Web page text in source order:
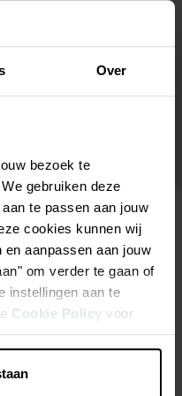
Over
bezoek te
gebruiken deze
te passen aan jouw
cookies kunnen wij
aanpassen aan jouw
om verder te gaan of
instellingen aan te
Cookie Policy voor
verteerbare
HORTA